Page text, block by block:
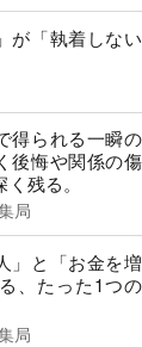
が「執着しない
得られる一瞬
後悔や関係の
残る。
局
」と「お金を
、たった1つ
局